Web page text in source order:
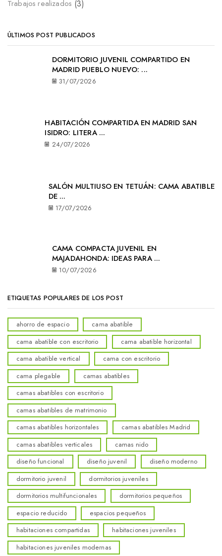
Trabajos realizados (3)
ÚLTIMOS POST PUBLICADOS
DORMITORIO JUVENIL COMPARTIDO EN
MADRID PUEBLO NUEVO: ...
31/07/2026
HABITACIÓN COMPARTIDA EN MADRID SAN
ISIDRO: LITERA ...
24/07/2026
SALÓN MULTIUSO EN TETUÁN: CAMA ABATIBLE
DE ...
17/07/2026
CAMA COMPACTA JUVENIL EN
MAJADAHONDA: IDEAS PARA ...
10/07/2026
ETIQUETAS POPULARES DE LOS POST
ahorro de espacio
cama abatible
cama abatible con escritorio
cama abatible horizontal
cama abatible vertical
cama con escritorio
cama plegable
camas abatibles
camas abatibles con escritorio
camas abatibles de matrimonio
camas abatibles horizontales
camas abatibles Madrid
camas abatibles verticales
camas nido
diseño funcional
diseño juvenil
diseño moderno
dormitorio juvenil
dormitorios juveniles
dormitorios multifuncionales
dormitorios pequeños
espacio reducido
espacios pequeños
habitaciones compartidas
habitaciones juveniles
habitaciones juveniles modernas